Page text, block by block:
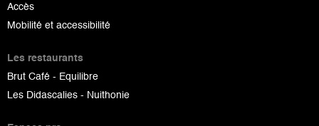
Accès
Mobilité et accessibilité
Les restaurants
Brut Café - Equilibre
Les Didascalies - Nuithonie